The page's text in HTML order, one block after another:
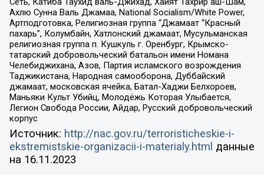
Ахлю Сунна Валь Джамаа, National Socialism/White Power,
Артподготовка, Религиозная группа “Джамаат “Красный
пахарь”, Колумбайн, Хатлонский джамаат, Мусульманская
религиозная группа п. Кушкуль г. Оренбург, Крымско-
татарский добровольческий батальон имени Номана
Челебиджихана, Азов, Партия исламского возрождения
Таджикистана, Народная самооборона, Дуббайский
джамаат, московская ячейка, Батал-Хаджи Белхороев,
Маньяки Культ Убийц, Молодёжь Которая Улыбается,
Легион Свобода России, Айдар, Русский добровольческий
корпус
Источник: http://nac.gov.ru/terroristicheskie-i-
ekstremistskie-organizacii-i-materialy.html данные
на 16.11.2023